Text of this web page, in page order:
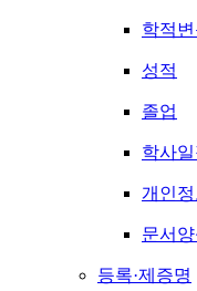
학적
성적
졸업
학사일
개인정
문서
등록·제증명